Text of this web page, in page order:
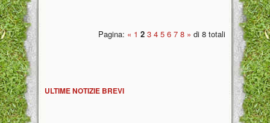
Pagina: « 1 2 3 4 5 6 7 8 » di 8 totali
ULTIME NOTIZIE BREVI